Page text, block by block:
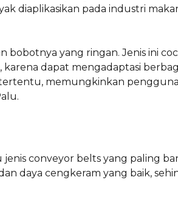
diaplikasikan pada industri
bobotnya yang ringan. Jenis ini
dapat mengadaptasi
memungkinkan
conveyor belts yang paling
daya cengkeram yang baik,